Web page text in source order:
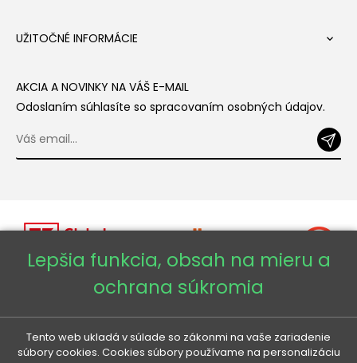
UŽITOČNÉ INFORMÁCIE 
AKCIA A NOVINKY NA VÁŠ E-MAIL
Odoslaním súhlasíte so spracovaním osobných údajov.
Copyright © 2026 - Veneti™
Veneti SK
Lepšia funkcia, obsah na mieru a
ochrana súkromia
Tento web ukladá v súlade so zákonmi na vaše zariadenie
súbory cookies. Cookies súbory používame na personalizáciu